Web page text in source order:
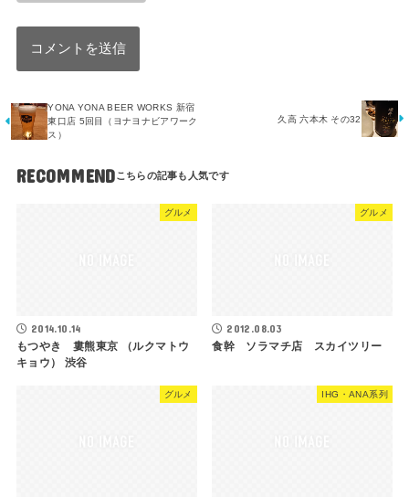
YONA YONA BEER WORKS 新宿
東口店 5回目（ヨナヨナビアワーク
ス）
久高 六本木 その32
RECOMMEND
グルメ
2014.10.14
もつやき 婁熊東京 （ルクマトウ
キョウ） 渋谷
グルメ
2012.08.03
食幹 ソラマチ店 スカイツリー
グルメ IHG・ANA系列